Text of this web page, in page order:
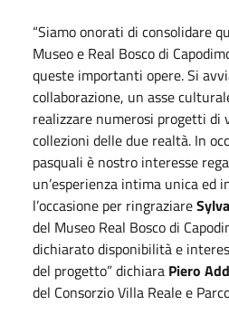
“Siamo onorati di consolidare
Museo e Real Bosco di
queste importanti opere. Si
collaborazione, un asse
realizzare numerosi progetti di
collezioni delle due realtà. In
pasquali è nostro interesse
un’esperienza intima unica ed
l’occasione per ringraziare
del Museo Real Bosco di
dichiarato disponibilità e
del progetto” dichiara Piero
del Consorzio Villa Reale e